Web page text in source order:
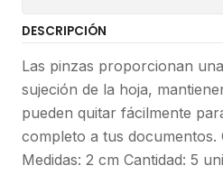
DESCRIPCIÓN
Las pinzas proporcionan
sujeción de la hoja,
pueden quitar fácilmente
completo a tus documentos.
Medidas: 2 cm Cantidad: 5